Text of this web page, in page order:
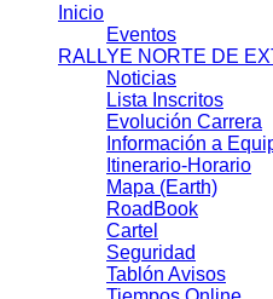
Inicio
Eventos
RALLYE NORTE DE
Noticias
Lista Inscritos
Evolución Carrera
Información a
Itinerario-Horario
Mapa (Earth)
RoadBook
Cartel
Seguridad
Tablón Avisos